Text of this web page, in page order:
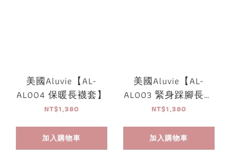
美國Aluvie【AL-
AL004 保暖長襪套】
NT$1,380
加入購物車
美國Aluvie【AL-
AL003 緊身踩腳長襪
套】
NT$1,380
加入購物車